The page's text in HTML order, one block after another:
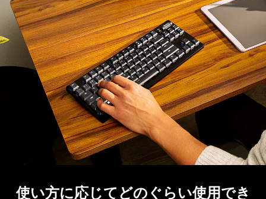
使い方に応じてどのぐらい使用でき